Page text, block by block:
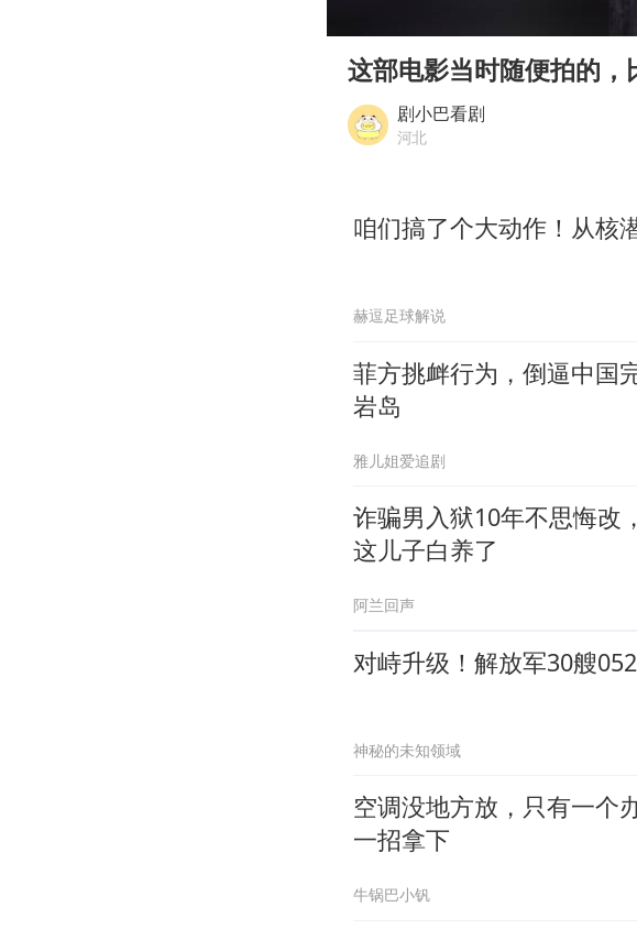
把党建设得
村民谈“梅姨
贵州轮胎子
这部电影当时随便拍的
剧小巴看剧
河北
咱们搞了个大动作！从核
赫逗足球解说
菲方挑衅行为，倒逼中国
岩岛
雅儿姐爱追剧
诈骗男入狱10年不思悔改
这儿子白养了
阿兰回声
对峙升级！解放军30艘
神秘的未知领域
空调没地方放，只有一个
一招拿下
牛锅巴小钒